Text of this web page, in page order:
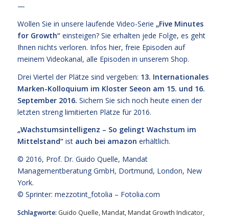
—
Wollen Sie in unsere laufende Video-Serie „Five Minutes
for Growth“ einsteigen? Sie erhalten jede Folge, es geht
Ihnen nichts verloren. Infos hier, freie Episoden auf
meinem Videokanal, alle Episoden in unserem Shop.
Drei Viertel der Plätze sind vergeben: 13. Internationales
Marken-Kolloquium im Kloster Seeon am 15. und 16.
September 2016. Sichern Sie sich noch heute einen der
letzten streng limitierten Plätze für 2016.
„Wachstumsintelligenz – So gelingt Wachstum im
Mittelstand“ist auch bei amazon erhältlich.
© 2016, Prof. Dr. Guido Quelle, Mandat
Managementberatung GmbH, Dortmund, London, New
York.
© Sprinter: mezzotint_fotolia – Fotolia.com
Schlagworte: Guido Quelle,Mandat,Mandat Growth Indicator,